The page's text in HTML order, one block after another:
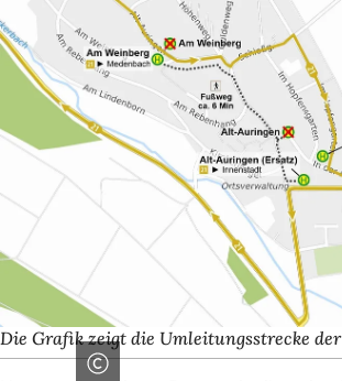
Die Grafik zeigt die Umleitungsstrecke der